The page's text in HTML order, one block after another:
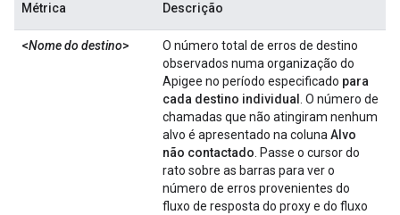
Métrica Descrição
<Nome do destino>
O número total de erros de destino
observados numa organização do
Apigee no período especificado para
cada destino individual . O número de
chamadas que não atingiram nenhum
alvo é apresentado na colunaAlvo
não contactado. Passe o cursor do
rato sobre as barras para ver o
número de erros provenientes do
fluxo de resposta do proxy e do fluxo